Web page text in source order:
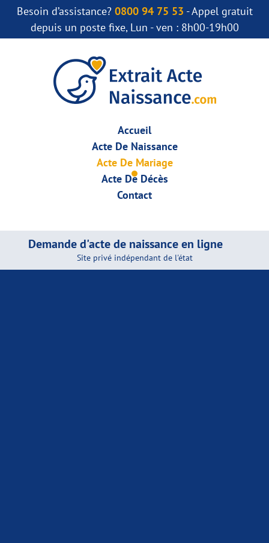
Besoin d’assistance? 0800 94 75 53 - Appel gratuit
depuis un poste fixe, Lun - ven : 8h00-19h00
Accueil
Acte De Naissance
Acte De Mariage
Acte De Décès
Contact
Demande d'acte de naissance en ligne
Site privé indépendant de l'état